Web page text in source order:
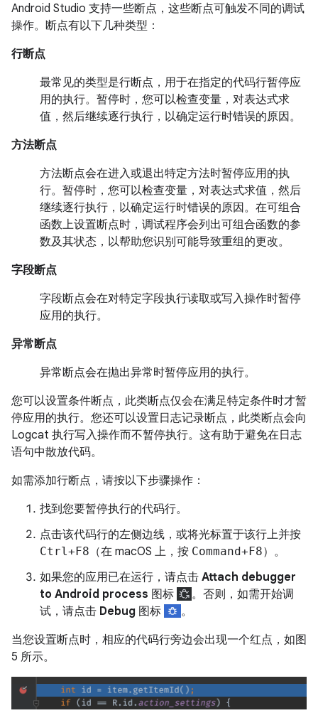
Android Studio 支持一些断点，这些断点可触发不同的调试
操作。断点有以下几种类型：
行断点
最常见的类型是行断点，用于在指定的代码行暂停应
用的执行。暂停时，您可以检查变量，对表达式求
值，然后继续逐行执行，以确定运行时错误的原因。
方法断点
方法断点会在进入或退出特定方法时暂停应用的执
行。暂停时，您可以检查变量，对表达式求值，然后
继续逐行执行，以确定运行时错误的原因。在可组合
函数上设置断点时，调试程序会列出可组合函数的参
数及其状态，以帮助您识别可能导致重组的更改。
字段断点
字段断点会在对特定字段执行读取或写入操作时暂停
应用的执行。
异常断点
异常断点会在抛出异常时暂停应用的执行。
您可以设置条件断点，此类断点仅会在满足特定条件时才暂
停应用的执行。您还可以设置日志记录断点，此类断点会向
Logcat 执行写入操作而不暂停执行。这有助于避免在日志
语句中散放代码。
如需添加行断点，请按以下步骤操作：
找到您要暂停执行的代码行。
点击该代码行的左侧边线，或将光标置于该行上并按
Ctrl+F8 （在 macOS 上，按 Command+F8）。
如果您的应用已在运行，请点击 Attach debugger
to Android process 图标
。否则，如需开始调
试，请点击 Debug 图标
。
当您设置断点时，相应的代码行旁边会出现一个红点，如图
5 所示。